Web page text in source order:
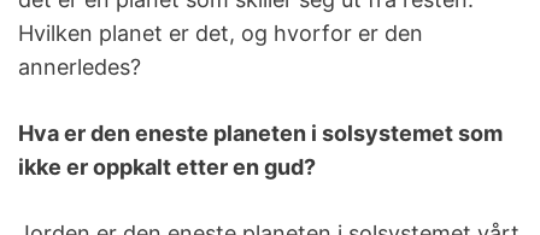
Hvilken planet er det, og hvorfor er den
annerledes?
Hva er den eneste planeten i solsystemet som
ikke er oppkalt etter en gud?